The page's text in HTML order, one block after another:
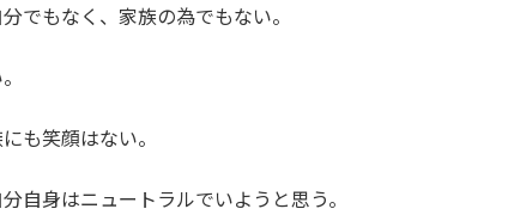
でもなく、家族の為でもない。
も笑顔はない。
自身はニュートラルでいようと思う。